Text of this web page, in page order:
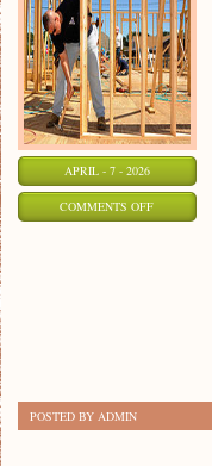
APRIL - 7 - 2026
COMMENTS OFFON
POSTED BY ADMIN